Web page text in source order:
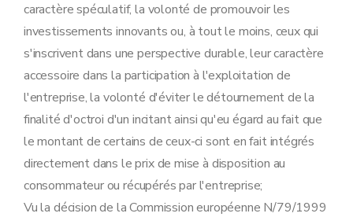
caractère spéculatif, la volonté de promouvoir les
investissements innovants ou, à tout le moins, ceux qui
s'inscrivent dans une perspective durable, leur caractère
accessoire dans la participation à l'exploitation de
l'entreprise, la volonté d'éviter le détournement de la
finalité d'octroi d'un incitant ainsi qu'eu égard au fait que
le montant de certains de ceux-ci sont en fait intégrés
directement dans le prix de mise à disposition au
consommateur ou récupérés par l'entreprise;
Vu la décision de la Commission européenne N/79/1999